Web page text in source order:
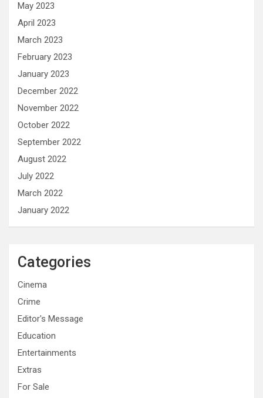
May 2023
April 2023
March 2023
February 2023
January 2023
December 2022
November 2022
October 2022
September 2022
August 2022
July 2022
March 2022
January 2022
Categories
Cinema
Crime
Editor's Message
Education
Entertainments
Extras
For Sale